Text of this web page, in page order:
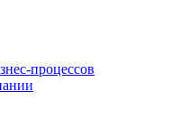
процессов